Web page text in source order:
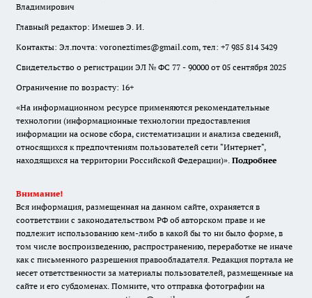
Владимирович
Главный редактор: Имешев Э. И.
Контакты: Эл.почта: voroneztimes@gmail.com, тел: +7 985 814 3429
Свидетельство о регистрации ЭЛ № ФС 77 - 90000 от 05 сентября 2025
Ограничение по возрасту: 16+
«На информационном ресурсе применяются рекомендательные
технологии (информационные технологии предоставления
информации на основе сбора, систематизации и анализа сведений,
относящихся к предпочтениям пользователей сети "Интернет",
находящихся на территории Российской Федерации)». Подробнее
Внимание!
Вся информация, размещенная на данном сайте, охраняется в
соответствии с законодательством РФ об авторском праве и не
подлежит использованию кем-либо в какой бы то ни было форме, в
том числе воспроизведению, распространению, переработке не иначе
как с письменного разрешения правообладателя. Редакция портала не
несет ответственности за материалы пользователей, размещенные на
сайте и его субдоменах. Помните, что отправка фотографии на